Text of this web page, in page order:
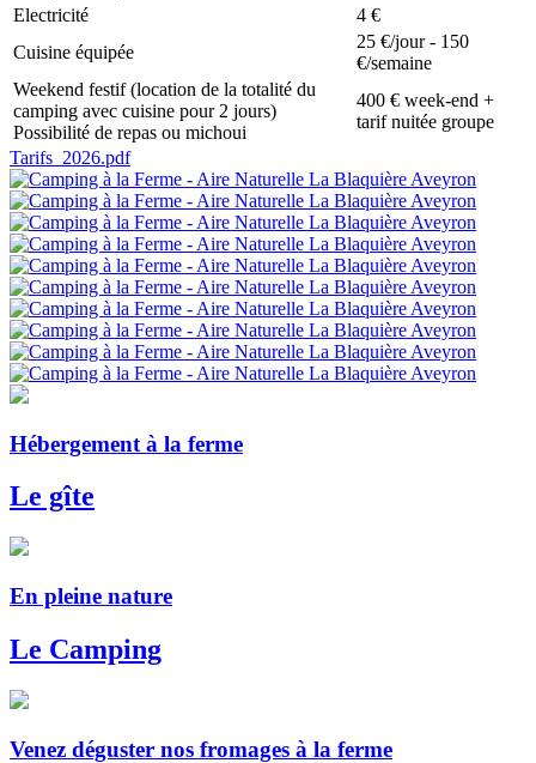
Electricité
4 €
Cuisine équipée
25 €/jour - 150
€/semaine
Weekend festif (location de la totalité du
camping avec cuisine pour 2 jours)
Possibilité de repas ou michoui
400 € week-end +
tarif nuitée groupe
Tarifs_2026.pdf
Hébergement à la ferme
Le gîte
En pleine nature
Le Camping
Venez déguster nos fromages à la ferme